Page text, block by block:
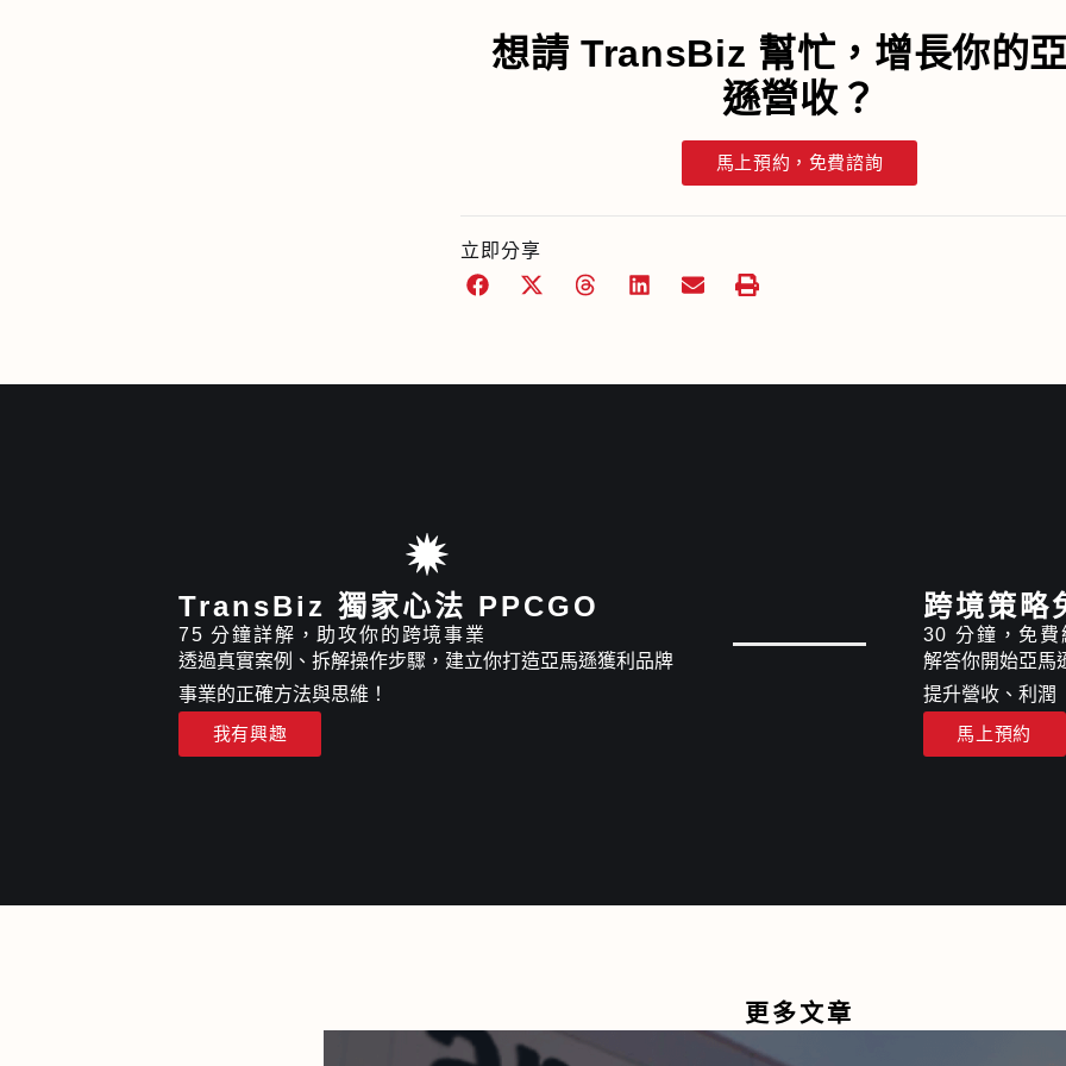
想請 TransBiz 幫忙，增長你的
遜營收？
馬上預約，免費諮詢
立即分享
TransBiz 獨家心法 PPCGO
75 分鐘詳解，助攻你的跨境事業
透過真實案例、拆解操作步驟，建立你打造亞馬遜獲利品牌
事業的正確方法與思維！
我有興趣
跨境策略
30 分鐘，免費
解答你開始亞馬
提升營收、利潤
馬上預約
更多文章